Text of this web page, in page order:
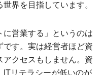
界を目指しています。
に営業する」というのは
す。実は経営者ほど資
クセスもしません。資
ITリテラシーが低いのが